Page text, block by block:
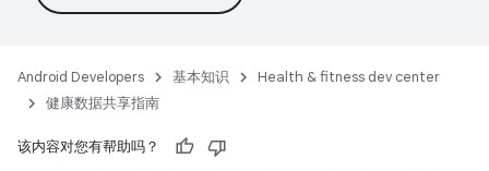
Android Developers 基本知识
Health & fitness dev center
健康数据共享指南
该内容对您有帮助吗？